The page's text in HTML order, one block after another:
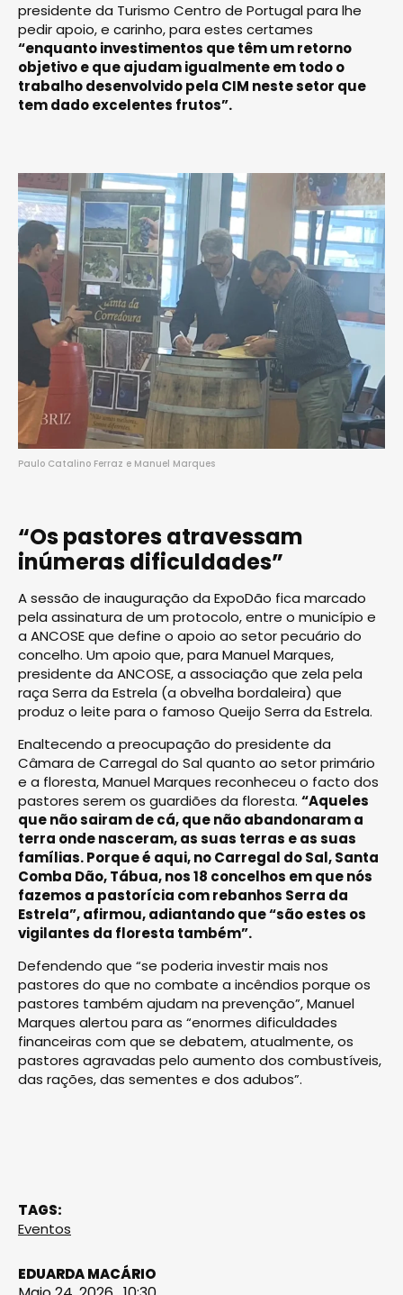
presidente da Turismo Centro de Portugal para lhe
pedir apoio, e carinho, para estes certames
“enquanto investimentos que têm um retorno
objetivo e que ajudam igualmente em todo o
trabalho desenvolvido pela CIM neste setor que
tem dado excelentes frutos”.
Paulo Catalino Ferraz e Manuel Marques
“Os pastores atravessam
inúmeras dificuldades”
A sessão de inauguração da ExpoDão fica marcado
pela assinatura de um protocolo, entre o município e
a ANCOSE que define o apoio ao setor pecuário do
concelho. Um apoio que, para Manuel Marques,
presidente da ANCOSE, a associação que zela pela
raça Serra da Estrela (a obvelha bordaleira) que
produz o leite para o famoso Queijo Serra da Estrela.
Enaltecendo a preocupação do presidente da
Câmara de Carregal do Sal quanto ao setor primário
e a floresta, Manuel Marques reconheceu o facto dos
pastores serem os guardiões da floresta. “Aqueles
que não sairam de cá, que não abandonaram a
terra onde nasceram, as suas terras e as suas
famílias. Porque é aqui, no Carregal do Sal, Santa
Comba Dão, Tábua, nos 18 concelhos em que nós
fazemos a pastorícia com rebanhos Serra da
Estrela”, afirmou, adiantando que “são estes os
vigilantes da floresta também”.
Defendendo que “se poderia investir mais nos
pastores do que no combate a incêndios porque os
pastores também ajudam na prevenção”, Manuel
Marques alertou para as “enormes dificuldades
financeiras com que se debatem, atualmente, os
pastores agravadas pelo aumento dos combustíveis,
das rações, das sementes e dos adubos”.
TAGS:
Eventos
EDUARDA MACÁRIO